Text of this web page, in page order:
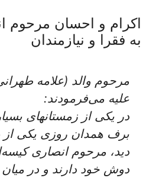
اكرام و احسان مرحوم
به فقرا و نيازمندان‏
مرحوم والد (علامه
عليه می‌‏فرمودند:
در يكى از زمستان‏هاى
برف همدان روزى يكى از
ديد، مرحوم انصارى
دوش خود دارند و در